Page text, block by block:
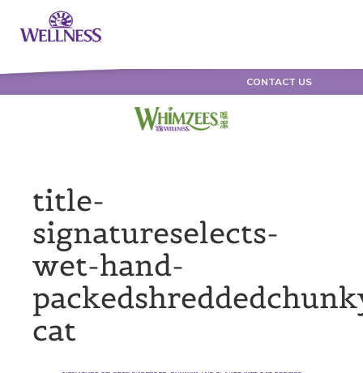
CONTACT US
title-
signatureselects-
wet-hand-
cat